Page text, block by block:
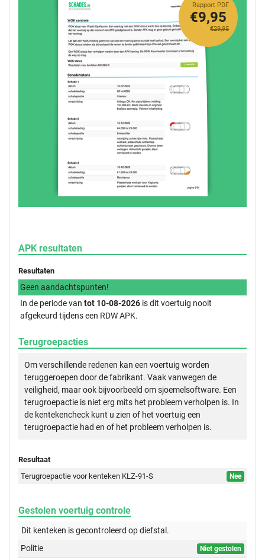
Rapport PDF
€29,95
€9,95
APK resultaten
Resultaten
Geen aandachtspunten!
In de periode van tot 10-08-2026 is dit voertuig nooit
afgekeurd tijdens een RDW APK.
Terugroepacties
Om verschillende redenen kan een voertuig worden
teruggeroepen door de fabrikant. Vaak vanwegen de
veiligheid, maar ook bijvoorbeeld om sjoemelsoftware. Een
terugroepactie is niet erg mits het probleem verholpen is. In
de kentekencheck kunt u zien of het voertuig een
terugroepactie had en of het probleem verholpen is.
Resultaat
Terugroepactie voor kenteken KLZ-91-S
Nee
Gestolen voertuig controle
Dit kenteken is gecontroleerd opdiefstal.
Politie
Niet gestolen